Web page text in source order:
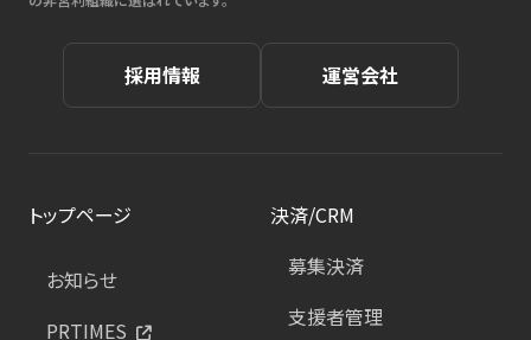
採用情報 運営会社
トップページ
お知らせ
PRTIMES
決済/CRM
募集決済
支援者管理